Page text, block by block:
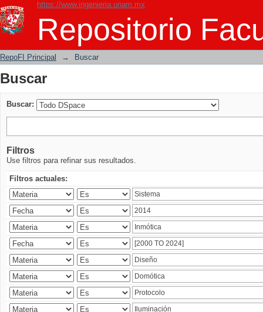
https://www.ingenieria.unam.mx
Repositorio
Buscar
RepoFI Principal → Buscar
Buscar
Buscar:
Filtros
Use filtros para refinar sus resultados.
Filtros actuales: